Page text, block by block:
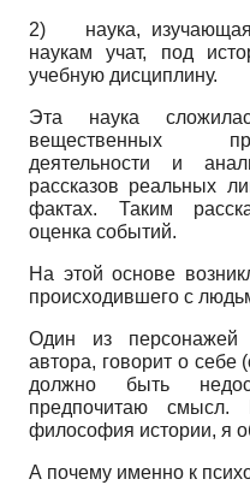
2) наука,
наукам учат, под
учебную дисциплину.
Эта наука
вещественных
деятельности и
рассказов реальных
фактах. Таким
оценка событий.
На этой основе
происходившего с
Один из
автора, говорит о
должно быть
предпочитаю
философия истории, я
А почему именно к